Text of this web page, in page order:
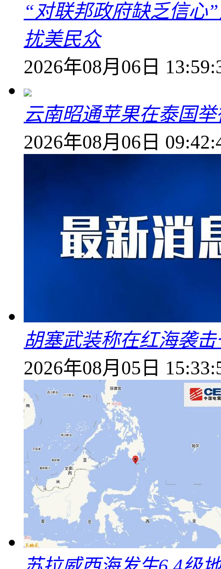
“对联邦政府缺乏信心
扰美民众
2026年08月06日
云南昭通苹果在泰国
2026年08月06日
胡塞武装称在红海袭
2026年08月05日